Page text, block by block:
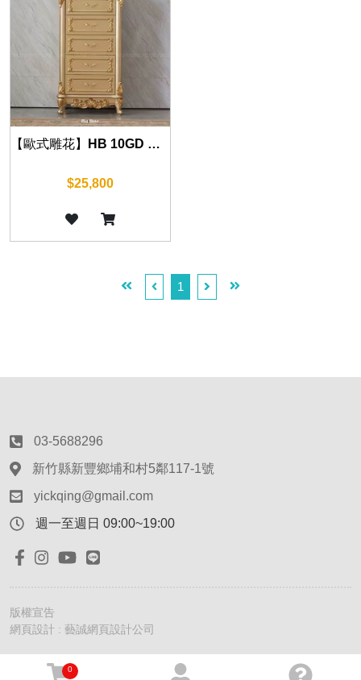
【歐式雕花】HB 10GD 五斗櫃 (華麗金) 75cm
$25,800
1
0
03-5688296
新竹縣新豐鄉埔和村5鄰117-1號
yickqing@gmail.com
週一至週日 09:00~19:00
版權宣告
網頁設計 : 藝誠網頁設計公司